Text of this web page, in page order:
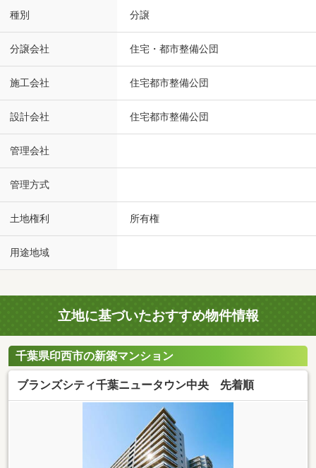
種別 分譲
分譲会社 住宅・都市整備公団
施工会社 住宅都市整備公団
設計会社 住宅都市整備公団
管理会社
管理方式
土地権利 所有権
用途地域
立地に基づいたおすすめ物件情報
千葉県印西市の新築マンション
ブランズシティ千葉ニュータウン中央 先着順